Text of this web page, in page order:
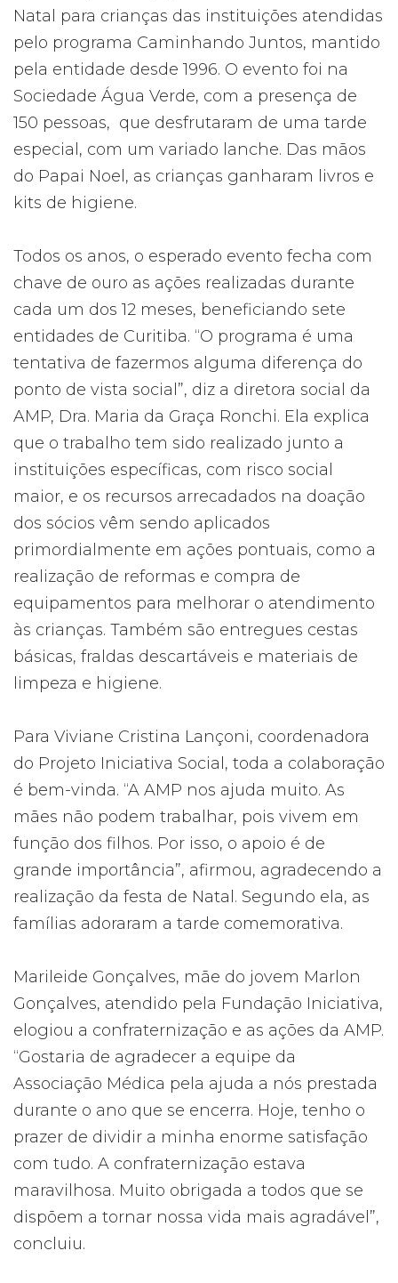
Natal para crianças das instituições atendidas
pelo programa Caminhando Juntos, mantido
pela entidade desde 1996. O evento foi na
Sociedade Água Verde, com a presença de
150 pessoas, que desfrutaram de uma tarde
especial, com um variado lanche. Das mãos
do Papai Noel, as crianças ganharam livros e
kits de higiene.
Todos os anos, o esperado evento fecha com
chave de ouro as ações realizadas durante
cada um dos 12 meses, beneficiando sete
entidades de Curitiba. “O programa é uma
tentativa de fazermos alguma diferença do
ponto de vista social”, diz a diretora social da
AMP, Dra. Maria da Graça Ronchi. Ela explica
que o trabalho tem sido realizado junto a
instituições específicas, com risco social
maior, e os recursos arrecadados na doação
dos sócios vêm sendo aplicados
primordialmente em ações pontuais, como a
realização de reformas e compra de
equipamentos para melhorar o atendimento
às crianças. Também são entregues cestas
básicas, fraldas descartáveis e materiais de
limpeza e higiene.
Para Viviane Cristina Lançoni, coordenadora
do Projeto Iniciativa Social, toda a colaboração
é bem-vinda. “A AMP nos ajuda muito. As
mães não podem trabalhar, pois vivem em
função dos filhos. Por isso, o apoio é de
grande importância”, afirmou, agradecendo a
realização da festa de Natal. Segundo ela, as
famílias adoraram a tarde comemorativa.
Marileide Gonçalves, mãe do jovem Marlon
Gonçalves, atendido pela Fundação Iniciativa,
elogiou a confraternização e as ações da AMP.
“Gostaria de agradecer a equipe da
Associação Médica pela ajuda a nós prestada
durante o ano que se encerra. Hoje, tenho o
prazer de dividir a minha enorme satisfação
com tudo. A confraternização estava
maravilhosa. Muito obrigada a todos que se
dispõem a tornar nossa vida mais agradável”,
concluiu.